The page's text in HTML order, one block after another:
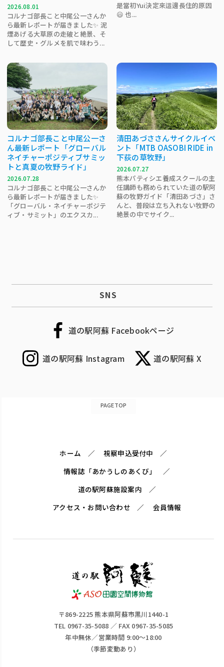
2026.08.01
コルナゴ部長こと中尾公一さんか
ら最新レポートが届きました✨ 泥
煙あげる大草原の走破と絶景、そ
して歴史・グルメを肌で味わう...
是當初Yui決定來這邊長住的原因
😃 也...
コルナゴ部長こと中尾公一さ
ん最新レポート「グローバル
ネイチャーポジティブサミッ
トと真夏の牧野ライド」
2026.07.28
コルナゴ部長こと中尾公一さんか
ら最新レポートが届きました✨
「グローバル・ネイチャーポジテ
ィブ・サミット」のエクスカ...
清田あづささんサイクルイベ
ント「MTB OASOBI RIDE in
下荻の草牧野」
2026.07.27
熊本パティシエ養成スクールの主
任講師も務められていた道の駅阿
蘇の牧野ガイド「清田あづさ」さ
んと、普段は立ち入れない牧野の
絶景の中でサイク...
SNS
道の駅阿蘇 Facebookページ
道の駅阿蘇 Instagram 道の駅阿蘇 X
PAGETOP
ホーム
視察申込受付中
情報誌「あかうしのあくび」
道の駅阿蘇施設案内
アクセス・お問い合わせ
会員情報
〒869-2225 熊本県阿蘇市黒川1440-1
TEL 0967-35-5088 ／ FAX 0967-35-5085
年中無休／営業時間 9:00～18:00
（季節変動あり）